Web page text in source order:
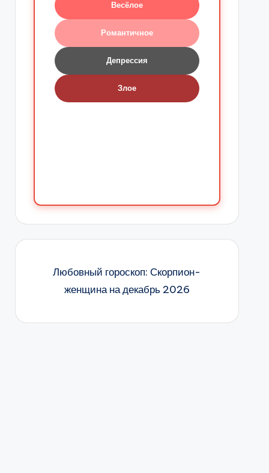
Весёлое
Романтичное
Депрессия
Злое
Любовный гороскоп: Скорпион-
женщина на декабрь 2026